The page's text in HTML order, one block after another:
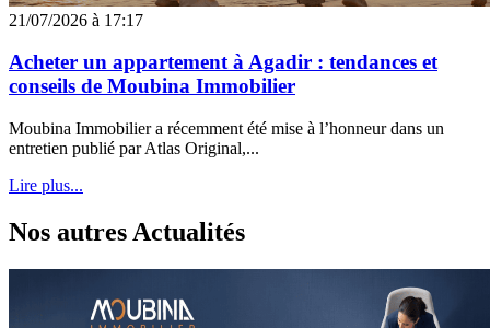
21/07/2026 à 17:17
Acheter un appartement à Agadir : tendances et
conseils de Moubina Immobilier
Moubina Immobilier a récemment été mise à l’honneur dans un
entretien publié par Atlas Original,...
Lire plus...
Nos autres Actualités